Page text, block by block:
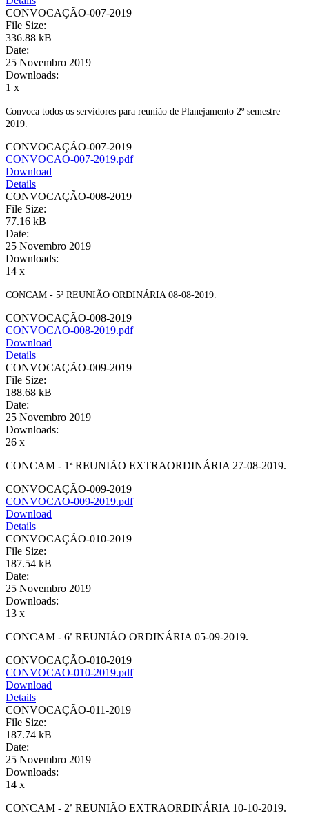
CONVOCAÇÃO-007-2019
File Size:
336.88 kB
Date:
25 Novembro 2019
Downloads:
1 x
Convoca todos os servidores para reunião de Planejamento 2º semestre
2019.
CONVOCAÇÃO-007-2019
CONVOCAO-007-2019.pdf
Download
Details
CONVOCAÇÃO-008-2019
File Size:
77.16 kB
Date:
25 Novembro 2019
Downloads:
14 x
CONCAM - 5ª REUNIÃO ORDINÁRIA 08-08-2019.
CONVOCAÇÃO-008-2019
CONVOCAO-008-2019.pdf
Download
Details
CONVOCAÇÃO-009-2019
File Size:
188.68 kB
Date:
25 Novembro 2019
Downloads:
26 x
CONCAM - 1ª REUNIÃO EXTRAORDINÁRIA 27-08-2019.
CONVOCAÇÃO-009-2019
CONVOCAO-009-2019.pdf
Download
Details
CONVOCAÇÃO-010-2019
File Size:
187.54 kB
Date:
25 Novembro 2019
Downloads:
13 x
CONCAM - 6ª REUNIÃO ORDINÁRIA 05-09-2019.
CONVOCAÇÃO-010-2019
CONVOCAO-010-2019.pdf
Download
Details
CONVOCAÇÃO-011-2019
File Size:
187.74 kB
Date:
25 Novembro 2019
Downloads:
14 x
CONCAM - 2ª REUNIÃO EXTRAORDINÁRIA 10-10-2019.